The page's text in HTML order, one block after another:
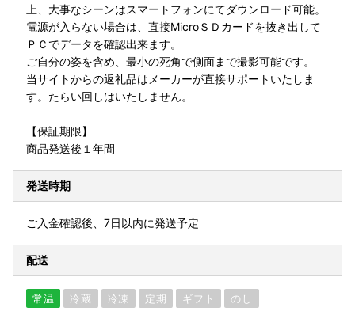
上、大事なシーンはスマートフォンにてダウンロード可能。
電源が入らない場合は、直接MicroＳＤカードを抜き出して
ＰＣでデータを確認出来ます。
ご自分の姿を含め、最小の死角で側面まで撮影可能です。
当サイトからの返礼品はメーカーが直接サポートいたしま
す。たらい回しはいたしません。
【保証期限】
商品発送後１年間
発送時期
ご入金確認後、7日以内に発送予定
配送
常温 冷蔵 冷凍 定期 ギフト のし